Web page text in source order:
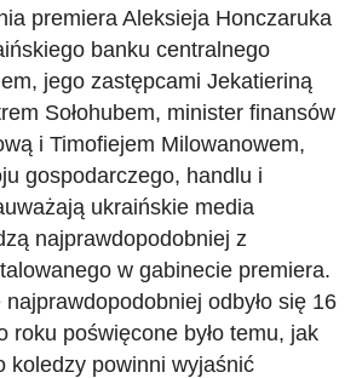
premiera Aleksieja Honczaruka
banku centralnego
jego zastępcami Jekatieriną
Sołohubem, minister finansów
i Timofiejem Milowanowem,
gospodarczego, handlu i
ukraińskie media
najprawdopodobniej z
w gabinecie premiera.
odbyło się 16
roku poświęcone było temu, jak
koledzy powinni wyjaśnić